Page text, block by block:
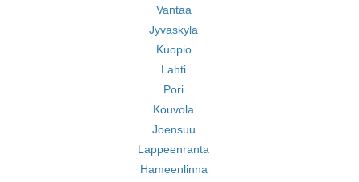
Vantaa
Jyvaskyla
Kuopio
Lahti
Pori
Kouvola
Joensuu
Lappeenranta
Hameenlinna